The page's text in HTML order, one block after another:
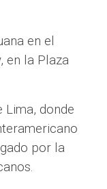
en el
en la Plaza
Lima, donde
por la